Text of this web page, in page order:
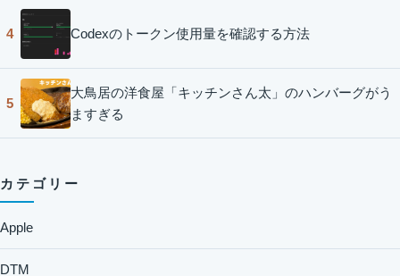
4 Codexのトークン使用量を確認する方法
5
大鳥居の洋食屋「キッチンさん太」のハンバーグがう
ますぎる
カテゴリー
Apple
DTM